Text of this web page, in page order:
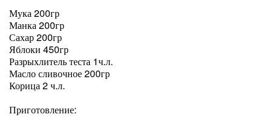
Мука 200гр
Манка 200гр
Сахар 200гр
Яблоки 450гр
Разрыхлитель теста 1ч.л.
Масло сливочное 200гр
Корица 2 ч.л.
Приготовление: